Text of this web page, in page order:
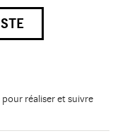
réaliser et suivre